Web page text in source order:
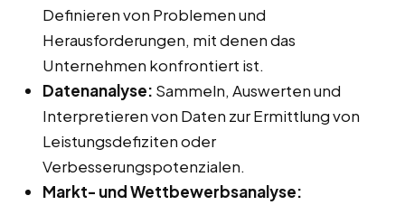
Definieren von Problemen und
Herausforderungen, mit denen das
Unternehmen konfrontiert ist.
Datenanalyse: Sammeln, Auswerten und
Interpretieren von Daten zur Ermittlung von
Leistungsdefiziten oder
Verbesserungspotenzialen.
Markt- und Wettbewerbsanalyse: